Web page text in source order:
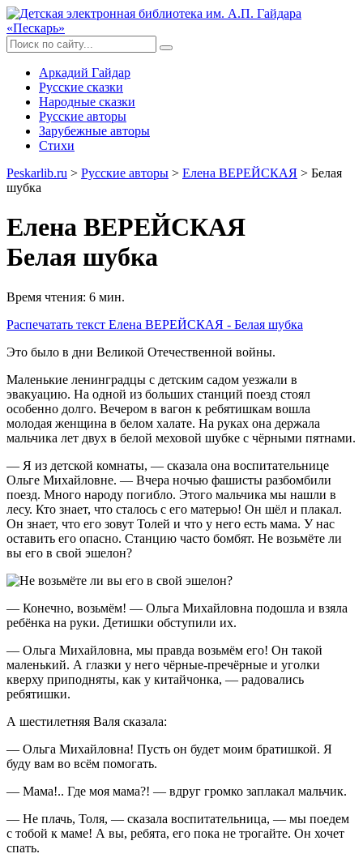
Аркадий Гайдар
Русские сказки
Народные сказки
Русские авторы
Зарубежные авторы
Стихи
Peskarlib.ru > Русские авторы > Елена ВЕРЕЙСКАЯ > Белая
шубка
Елена ВЕРЕЙСКАЯ
Белая шубка
Время чтения: 6 мин.
Распечатать текст Елена ВЕРЕЙСКАЯ - Белая шубка
Это было в дни Великой Отечественной войны.
Маленькие ленинградцы с детским садом уезжали в
эвакуацию. На одной из больших станций поезд стоял
особенно долго. Вечером в вагон к ребятишкам вошла
молодая женщина в белом халате. На руках она держала
мальчика лет двух в белой меховой шубке с чёрными пятнами.
— Я из детской комнаты, — сказала она воспитательнице
Ольге Михайловне. — Вчера ночью фашисты разбомбили
поезд. Много народу погибло. Этого мальчика мы нашли в
лесу. Кто знает, что сталось с его матерью! Он шёл и плакал.
Он знает, что его зовут Толей и что у него есть мама. У нас
оставить его опасно. Станцию часто бомбят. Не возьмёте ли
вы его в свой эшелон?
— Конечно, возьмём! — Ольга Михайловна подошла и взяла
ребёнка на руки. Детишки обступили их.
— Ольга Михайловна, мы правда возьмём его! Он такой
маленький. А глазки у него чёрные-пречёрные и уголки
кверху приподняты, как у китайчонка, — радовались
ребятишки.
А шестилетняя Валя сказала:
— Ольга Михайловна! Пусть он будет моим братишкой. Я
буду вам во всём помогать.
— Мама!.. Где моя мама?! — вдруг громко заплакал мальчик.
— Не плачь, Толя, — сказала воспитательница, — мы поедем
с тобой к маме! А вы, ребята, его пока не трогайте. Он хочет
спать.